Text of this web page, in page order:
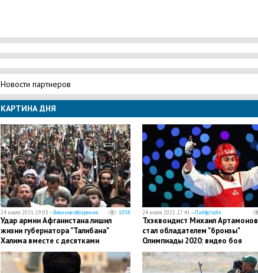
Новости партнеров
КАРТИНА ДНЯ
24 июля 2021, 19:03 —Военное обозрение 1058
Удар армии Афганистана лишил
жизни губернатора "Талибана"
Халима вместе с десятками
террористов
24 июля 2021, 17:41 —Лайфстайл
Тхэквондист Михаил Артамонов
стал обладателем "бронзы"
Олимпиады 2020: видео боя